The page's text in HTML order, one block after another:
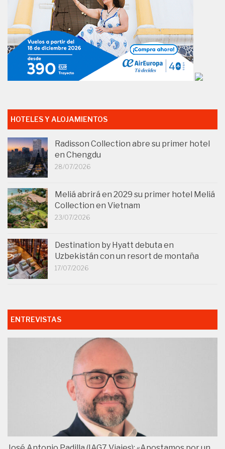
HOTELES Y ALOJAMIENTOS
Radisson Collection abre su primer hotel
en Chengdu
28/07/2026
Meliá abrirá en 2029 su primer hotel Meliá
Collection en Vietnam
23/07/2026
Destination by Hyatt debuta en
Uzbekistán con un resort de montaña
17/07/2026
ENTREVISTAS